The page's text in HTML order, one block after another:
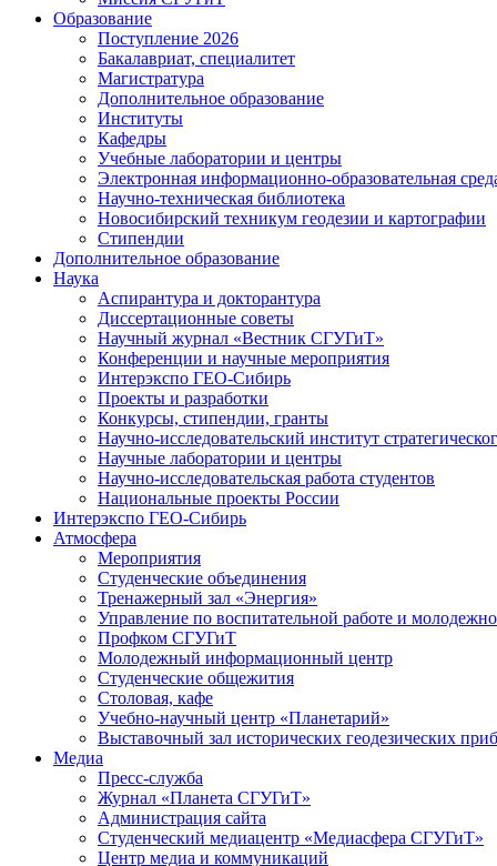
Образование
Поступление 2026
Бакалавриат, специалитет
Магистратура
Дополнительное образование
Институты
Кафедры
Учебные лаборатории и центры
Электронная информационно-образовательная
Научно-техническая библиотека
Новосибирский техникум геодезии и картографии
Стипендии
Дополнительное образование
Наука
Аспирантура и докторантура
Диссертационные советы
Научный журнал «Вестник СГУГиТ»
Конференции и научные мероприятия
Интерэкспо ГЕО-Сибирь
Проекты и разработки
Конкурсы, стипендии, гранты
Научно-исследовательский институт
Научные лаборатории и центры
Научно-исследовательская работа студентов
Национальные проекты России
Интерэкспо ГЕО-Сибирь
Атмосфера
Мероприятия
Студенческие объединения
Тренажерный зал «Энергия»
Управление по воспитательной работе и
Профком СГУГиТ
Молодежный информационный центр
Студенческие общежития
Столовая, кафе
Учебно-научный центр «Планетарий»
Выставочный зал исторических геодезических
Медиа
Пресс-служба
Журнал «Планета СГУГиТ»
Администрация сайта
Студенческий медиацентр «Медиасфера СГУГиТ»
Центр медиа и коммуникаций